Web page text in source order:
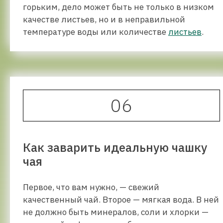
горьким, дело может быть не только в низком
качестве листьев, но и в неправильной
температуре воды или количествелистьев.
06
Как заварить идеальную чашку
чая
Первое, что вам нужно, — свежий
качественный чай. Второе — мягкая вода. В ней
не должно быть минералов, соли и хлорки —